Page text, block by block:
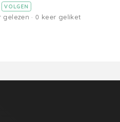
VOLGEN
gelezen · 0 keer geliket